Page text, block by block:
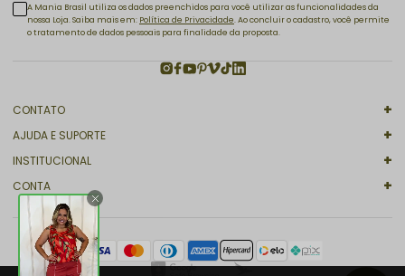
CONTATO
AJUDA E SUPORTE
INSTITUCIONAL
CONTA
A Mania Brasil utiliza os dados preenchidos para você utilizar as funcionalidades da
nossa Loja. Saiba mais em: Política de Privacidade. Ao concluir o cadastro, você permite
o tratamento de dados pessoais para finalidade da proposta.